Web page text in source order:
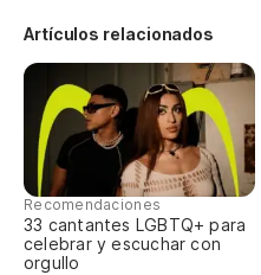
Artículos relacionados
Recomendaciones
33 cantantes LGBTQ+ para
celebrar y escuchar con
orgullo